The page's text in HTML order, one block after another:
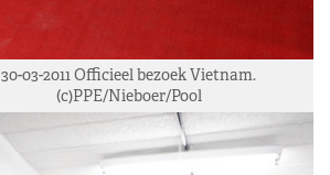
30-03-2011 Officieel bezoek Vietnam.
(c)PPE/Nieboer/Pool